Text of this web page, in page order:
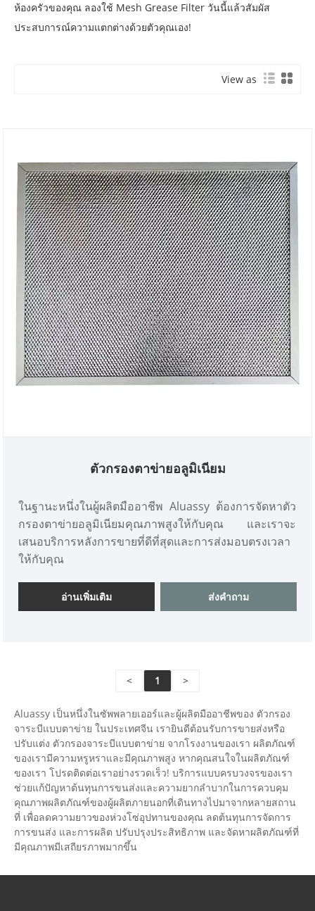
ห้องครัวของคุณ ลองใช้ Mesh Grease Filter วันนี้แล้วสัมผัส
ประสบการณ์ความแตกต่างด้วยตัวคุณเอง!
View as
ตัวกรองตาข่ายอลูมิเนียม
ในฐานะหนึ่งในผู้ผลิตมืออาชีพ Aluassy ต้องการจัดหาตัว
กรองตาข่ายอลูมิเนียมคุณภาพสูงให้กับคุณ และเราจะ
เสนอบริการหลังการขายที่ดีที่สุดและการส่งมอบตรงเวลา
ให้กับคุณ
อ่านเพิ่มเติม ส่งคำถาม
< 1 >
Aluassy เป็นหนึ่งในซัพพลายเออร์และผู้ผลิตมืออาชีพของ ตัวกรอง
จาระบีแบบตาข่าย ในประเทศจีน เรายินดีต้อนรับการขายส่งหรือ
ปรับแต่ง ตัวกรองจาระบีแบบตาข่าย จากโรงงานของเรา ผลิตภัณฑ์
ของเรามีความหรูหราและมีคุณภาพสูง หากคุณสนใจในผลิตภัณฑ์
ของเรา โปรดติดต่อเราอย่างรวดเร็ว! บริการแบบครบวงจรของเรา
ช่วยแก้ปัญหาต้นทุนการขนส่งและความยากลำบากในการควบคุม
คุณภาพผลิตภัณฑ์ของผู้ผลิตภายนอกที่เดินทางไปมาจากหลายสถาน
ที่ เพื่อลดความยาวของห่วงโซ่อุปทานของคุณ ลดต้นทุนการจัดการ
การขนส่ง และการผลิต ปรับปรุงประสิทธิภาพ และจัดหาผลิตภัณฑ์ที่
มีคุณภาพมีเสถียรภาพมากขึ้น